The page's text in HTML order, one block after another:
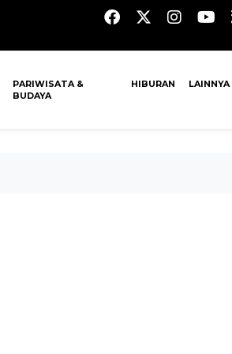
PARIWISATA &
BUDAYA
HIBURAN LAINNYA